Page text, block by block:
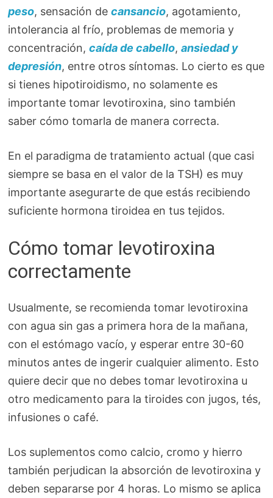
peso, sensación de cansancio, agotamiento,
intolerancia al frío, problemas de memoria y
concentración,caída de cabello,ansiedad y
depresión, entre otros síntomas. Lo cierto es que
si tienes hipotiroidismo, no solamente es
importante tomar levotiroxina, sino también
saber cómo tomarla de manera correcta.
En el paradigma de tratamiento actual (que casi
siempre se basa en el valor de la TSH) es muy
importante asegurarte de que estás recibiendo
suficiente hormona tiroidea en tus tejidos.
Cómo tomar levotiroxina
correctamente
Usualmente, se recomienda tomar levotiroxina
con agua sin gas a primera hora de la mañana,
con el estómago vacío, y esperar entre 30-60
minutos antes de ingerir cualquier alimento. Esto
quiere decir que no debes tomar levotiroxina u
otro medicamento para la tiroides con jugos, tés,
infusiones o café.
Los suplementos como calcio, cromo y hierro
también perjudican la absorción de levotiroxina y
deben separarse por 4 horas. Lo mismo se aplica